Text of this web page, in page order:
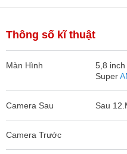
Thông số kĩ thuật
Màn Hình
5,8 inch
Super
Camera Sau Sau
Camera Trước